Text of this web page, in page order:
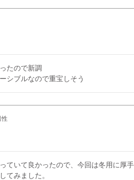
たので新調
シブルなので重宝しそう
性
ていて良かったので、今回は冬用に厚
てみました。